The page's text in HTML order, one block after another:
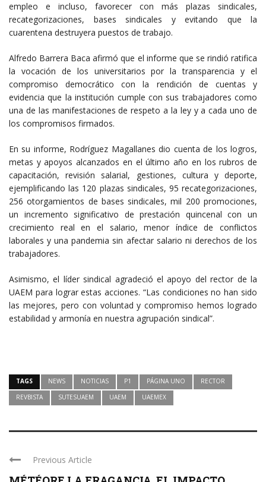
empleo e incluso, favorecer con más plazas sindicales,
recategorizaciones, bases sindicales y evitando que la
cuarentena destruyera puestos de trabajo.
Alfredo Barrera Baca afirmó que el informe que se rindió ratifica
la vocación de los universitarios por la transparencia y el
compromiso democrático con la rendición de cuentas y
evidencia que la institución cumple con sus trabajadores como
una de las manifestaciones de respeto a la ley y a cada uno de
los compromisos firmados.
En su informe, Rodríguez Magallanes dio cuenta de los logros,
metas y apoyos alcanzados en el último año en los rubros de
capacitación, revisión salarial, gestiones, cultura y deporte,
ejemplificando las 120 plazas sindicales, 95 recategorizaciones,
256 otorgamientos de bases sindicales, mil 200 promociones,
un incremento significativo de prestación quincenal con un
crecimiento real en el salario, menor índice de conflictos
laborales y una pandemia sin afectar salario ni derechos de los
trabajadores.
Asimismo, el líder sindical agradeció el apoyo del rector de la
UAEM para lograr estas acciones. “Las condiciones no han sido
las mejores, pero con voluntad y compromiso hemos logrado
estabilidad y armonía en nuestra agrupación sindical”.
TAGS NEWS NOTICIAS P1 PÁGINA UNO
RECTOR
REVBISTA
SUTESUAEM UAEM UAEMEX
Previous Article